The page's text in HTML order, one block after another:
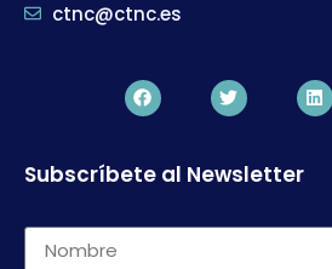
ctnc@ctnc.es
Subscríbete al Newsletter